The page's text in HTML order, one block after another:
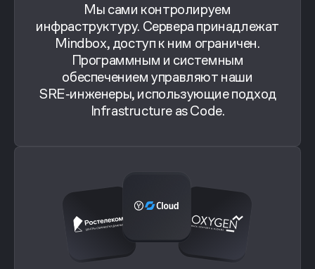
Мы сами контролируем
инфраструктуру. Сервера принадлежат
Mindbox, доступ к ним ограничен.
Программным и системным
обеспечением управляют наши
SRE‑инженеры, использующие подход
Infrastructure as Code.